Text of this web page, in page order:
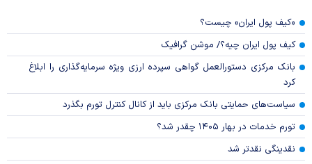
«کیف پول ایران» چیست؟
کیف پول ایران چیه؟/ موشن گرافیک
بانک مرکزی دستورالعمل گواهی سپرده ارزی ویژه سرمایه‌گذاری را ابلاغ
کرد
سیاست‌های حمایتی بانک مرکزی باید از کانال کنترل تورم بگذرد
تورم خدمات در بهار ۱۴۰۵ چقدر شد؟
نقدینگی نقدتر شد